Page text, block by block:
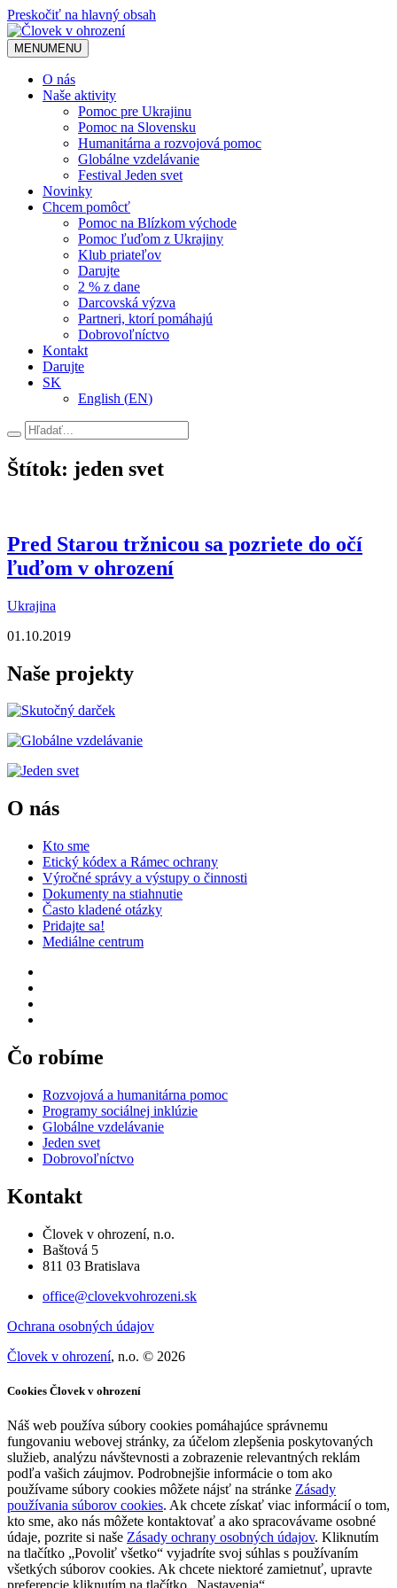
Preskočiť na hlavný obsah
MENUMENU
O nás
Naše aktivity
Pomoc pre Ukrajinu
Pomoc na Slovensku
Humanitárna a rozvojová pomoc
Globálne vzdelávanie
Festival Jeden svet
Novinky
Chcem pomôcť
Pomoc na Blízkom východe
Pomoc ľuďom z Ukrajiny
Klub priateľov
Darujte
2 % z dane
Darcovská výzva
Partneri, ktorí pomáhajú
Dobrovoľníctvo
Kontakt
Darujte
SK
English (EN)
Hľadať
Štítok: jeden svet
Pred Starou tržnicou sa pozriete do očí
ľuďom v ohrození
Ukrajina
01.10.2019
Naše projekty
O nás
Kto sme
Etický kódex a Rámec ochrany
Výročné správy a výstupy o činnosti
Dokumenty na stiahnutie
Často kladené otázky
Pridajte sa!
Mediálne centrum
Čo robíme
Rozvojová a humanitárna pomoc
Programy sociálnej inklúzie
Globálne vzdelávanie
Jeden svet
Dobrovoľníctvo
Kontakt
Človek v ohrození, n.o.
Baštová 5
811 03 Bratislava
office@clovekvohrozeni.sk
Ochrana osobných údajov
Človek v ohrození, n.o. © 2026
Cookies Človek v ohrození
Náš web používa súbory cookies pomáhajúce správnemu
fungovaniu webovej stránky, za účelom zlepšenia poskytovaných
služieb, analýzu návštevnosti a zobrazenie relevantných reklám
podľa vašich záujmov. Podrobnejšie informácie o tom ako
používame súbory cookies môžete nájsť na stránke Zásady
používania súborov cookies. Ak chcete získať viac informácií o tom,
kto sme, ako nás môžete kontaktovať a ako spracovávame osobné
údaje, pozrite si naše Zásady ochrany osobných údajov. Kliknutím
na tlačítko „Povoliť všetko“ vyjadríte svoj súhlas s používaním
všetkých súborov cookies. Ak chcete niektoré zamietnuť, upravte